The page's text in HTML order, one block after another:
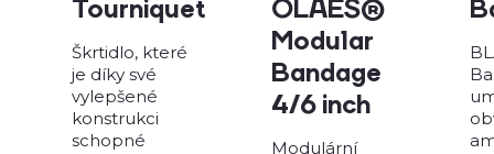
Tourniquet
Škrtidlo, které
je díky své
vylepšené
konstrukci
schopné
OLAES®
Modular
Bandage
4/6 inch
Modulární